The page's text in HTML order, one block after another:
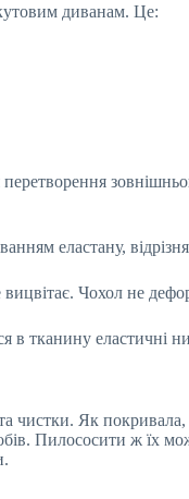
диванам. Це:
еластану,
Чохол не
тканину еластичні
чистки. Як
Пилососити ж їх